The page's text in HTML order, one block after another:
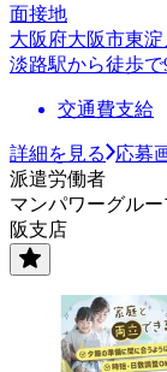
面接地
大阪府大阪市東淀
淡路駅から徒歩で
交通費支給
詳細を見る
応募
派遣労働者
マンパワーグル
阪支店